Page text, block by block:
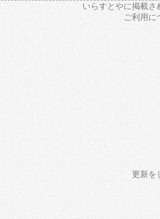
いらすとやに掲載さ
ご利用に
更新を